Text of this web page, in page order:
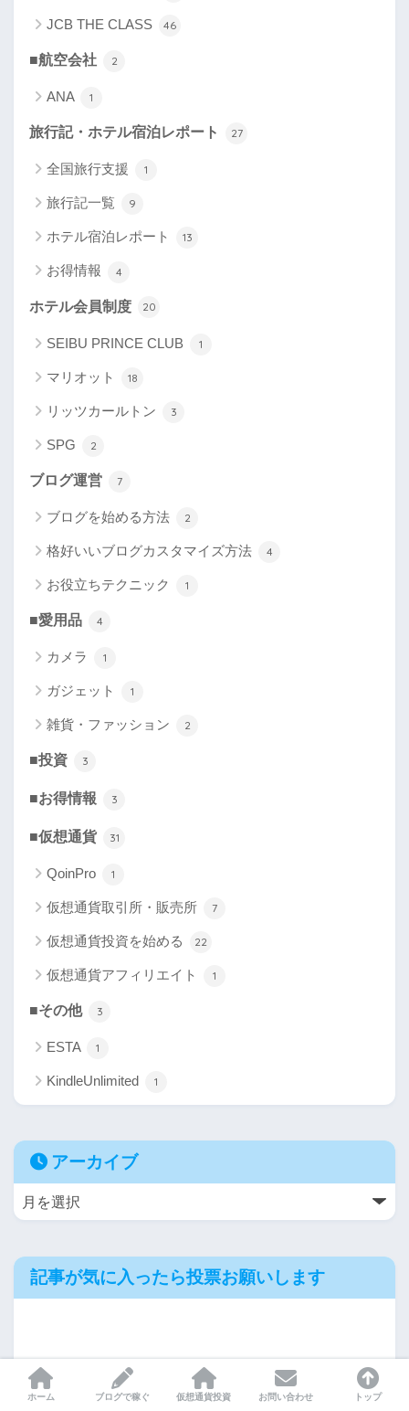
JCB THE CLASS 46
■航空会社 2
ANA 1
旅行記・ホテル宿泊レポート 27
全国旅行支援 1
旅行記一覧 9
ホテル宿泊レポート 13
お得情報 4
ホテル会員制度 20
SEIBU PRINCE CLUB 1
マリオット 18
リッツカールトン 3
SPG 2
ブログ運営 7
ブログを始める方法 2
格好いいブログカスタマイズ方法 4
お役立ちテクニック 1
■愛用品 4
カメラ 1
ガジェット 1
雑貨・ファッション 2
■投資 3
■お得情報 3
■仮想通貨 31
QoinPro 1
仮想通貨取引所・販売所 7
仮想通貨投資を始める 22
仮想通貨アフィリエイト 1
■その他 3
ESTA 1
KindleUnlimited 1
アーカイブ
記事が気に入ったら投票お願いします
ホーム ブログで稼ぐ 仮想通貨投資 お問い合わせ トップ